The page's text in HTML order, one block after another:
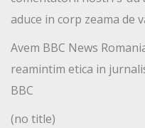
aduce in corp zeama de
Avem BBC News
reamintim etica in
BBC
(no title)